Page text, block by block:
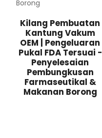
Kilang Pembuatan
Kantung Vakum
OEM | Pengeluaran
Pukal FDA Tersuai -
Penyelesaian
Pembungkusan
Farmaseutikal &
Makanan Borong